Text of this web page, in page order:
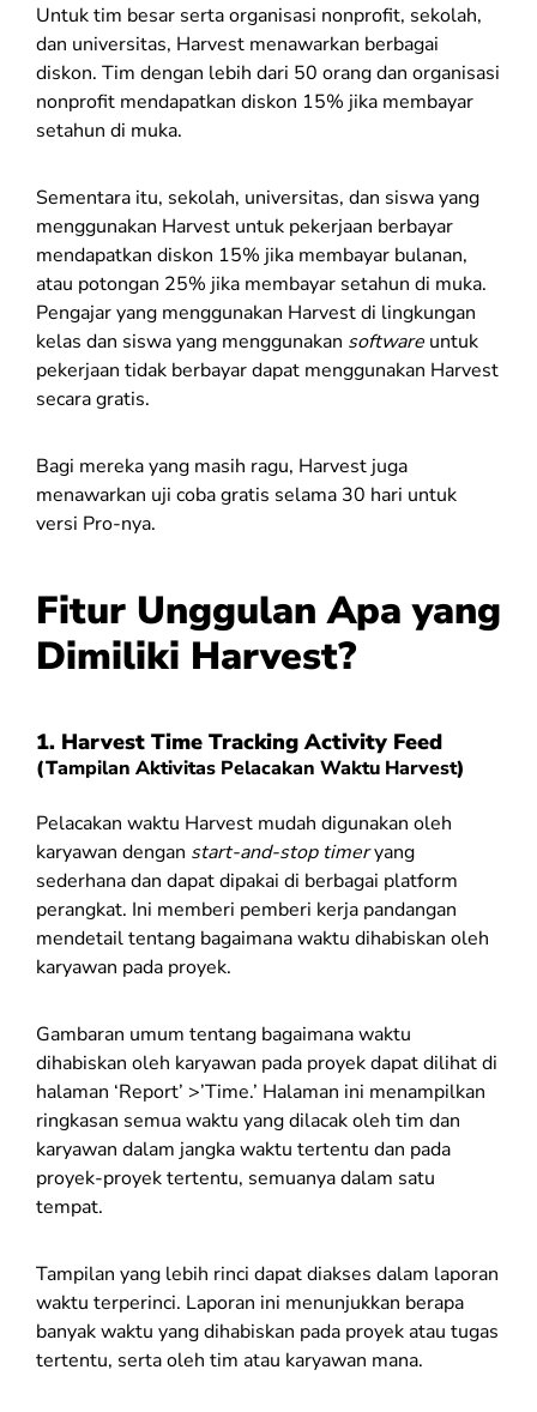
Untuk tim besar serta organisasi nonprofit, sekolah,
dan universitas, Harvest menawarkan berbagai
diskon. Tim dengan lebih dari 50 orang dan organisasi
nonprofit mendapatkan diskon 15% jika membayar
setahun di muka.
Sementara itu, sekolah, universitas, dan siswa yang
menggunakan Harvest untuk pekerjaan berbayar
mendapatkan diskon 15% jika membayar bulanan,
atau potongan 25% jika membayar setahun di muka.
Pengajar yang menggunakan Harvest di lingkungan
kelas dan siswa yang menggunakan software untuk
pekerjaan tidak berbayar dapat menggunakan Harvest
secara gratis.
Bagi mereka yang masih ragu, Harvest juga
menawarkan uji coba gratis selama 30 hari untuk
versi Pro-nya.
Fitur Unggulan Apa yang
Dimiliki Harvest?
1. Harvest Time Tracking Activity Feed
(Tampilan Aktivitas Pelacakan Waktu Harvest)
Pelacakan waktu Harvest mudah digunakan oleh
karyawan dengan start-and-stop timeryang
sederhana dan dapat dipakai di berbagai platform
perangkat. Ini memberi pemberi kerja pandangan
mendetail tentang bagaimana waktu dihabiskan oleh
karyawan pada proyek.
Gambaran umum tentang bagaimana waktu
dihabiskan oleh karyawan pada proyek dapat dilihat di
halaman ‘Report’ >’Time.’ Halaman ini menampilkan
ringkasan semua waktu yang dilacak oleh tim dan
karyawan dalam jangka waktu tertentu dan pada
proyek-proyek tertentu, semuanya dalam satu
tempat.
Tampilan yang lebih rinci dapat diakses dalam laporan
waktu terperinci. Laporan ini menunjukkan berapa
banyak waktu yang dihabiskan pada proyek atau tugas
tertentu, serta oleh tim atau karyawan mana.